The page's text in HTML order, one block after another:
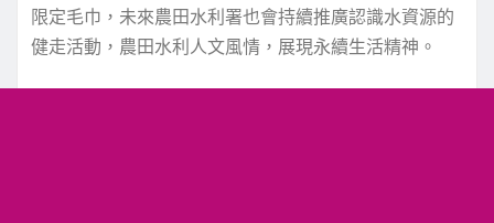
限定毛巾，未來農田水利署也會持續推廣認識水資源的
健走活動，農田水利人文風情，展現永續生活精神。